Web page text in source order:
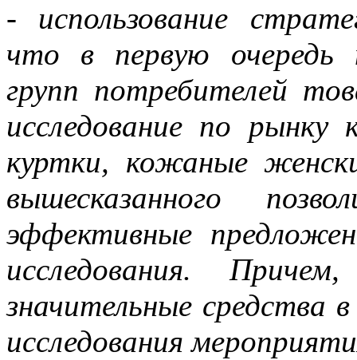
- использование
что в первую очередь
групп потребителей
исследование по рынку
куртки, кожаные
вышесказанного
эффективные
исследования.
значительные средства
исследования